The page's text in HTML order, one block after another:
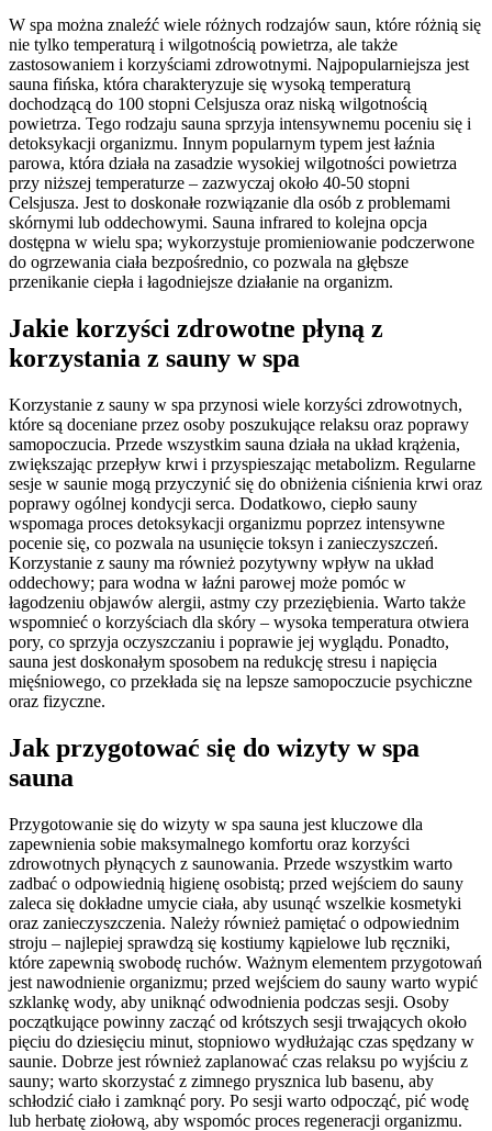
W spa można znaleźć wiele różnych rodzajów saun, które różnią się
nie tylko temperaturą i wilgotnością powietrza, ale także
zastosowaniem i korzyściami zdrowotnymi. Najpopularniejsza jest
sauna fińska, która charakteryzuje się wysoką temperaturą
dochodzącą do 100 stopni Celsjusza oraz niską wilgotnością
powietrza. Tego rodzaju sauna sprzyja intensywnemu poceniu się i
detoksykacji organizmu. Innym popularnym typem jest łaźnia
parowa, która działa na zasadzie wysokiej wilgotności powietrza
przy niższej temperaturze – zazwyczaj około 40-50 stopni
Celsjusza. Jest to doskonałe rozwiązanie dla osób z problemami
skórnymi lub oddechowymi. Sauna infrared to kolejna opcja
dostępna w wielu spa; wykorzystuje promieniowanie podczerwone
do ogrzewania ciała bezpośrednio, co pozwala na głębsze
przenikanie ciepła i łagodniejsze działanie na organizm.
Jakie korzyści zdrowotne płyną z
korzystania z sauny w spa
Korzystanie z sauny w spa przynosi wiele korzyści zdrowotnych,
które są doceniane przez osoby poszukujące relaksu oraz poprawy
samopoczucia. Przede wszystkim sauna działa na układ krążenia,
zwiększając przepływ krwi i przyspieszając metabolizm. Regularne
sesje w saunie mogą przyczynić się do obniżenia ciśnienia krwi oraz
poprawy ogólnej kondycji serca. Dodatkowo, ciepło sauny
wspomaga proces detoksykacji organizmu poprzez intensywne
pocenie się, co pozwala na usunięcie toksyn i zanieczyszczeń.
Korzystanie z sauny ma również pozytywny wpływ na układ
oddechowy; para wodna w łaźni parowej może pomóc w
łagodzeniu objawów alergii, astmy czy przeziębienia. Warto także
wspomnieć o korzyściach dla skóry – wysoka temperatura otwiera
pory, co sprzyja oczyszczaniu i poprawie jej wyglądu. Ponadto,
sauna jest doskonałym sposobem na redukcję stresu i napięcia
mięśniowego, co przekłada się na lepsze samopoczucie psychiczne
oraz fizyczne.
Jak przygotować się do wizyty w spa
sauna
Przygotowanie się do wizyty w spa sauna jest kluczowe dla
zapewnienia sobie maksymalnego komfortu oraz korzyści
zdrowotnych płynących z saunowania. Przede wszystkim warto
zadbać o odpowiednią higienę osobistą; przed wejściem do sauny
zaleca się dokładne umycie ciała, aby usunąć wszelkie kosmetyki
oraz zanieczyszczenia. Należy również pamiętać o odpowiednim
stroju – najlepiej sprawdzą się kostiumy kąpielowe lub ręczniki,
które zapewnią swobodę ruchów. Ważnym elementem przygotowań
jest nawodnienie organizmu; przed wejściem do sauny warto wypić
szklankę wody, aby uniknąć odwodnienia podczas sesji. Osoby
początkujące powinny zacząć od krótszych sesji trwających około
pięciu do dziesięciu minut, stopniowo wydłużając czas spędzany w
saunie. Dobrze jest również zaplanować czas relaksu po wyjściu z
sauny; warto skorzystać z zimnego prysznica lub basenu, aby
schłodzić ciało i zamknąć pory. Po sesji warto odpocząć, pić wodę
lub herbatę ziołową, aby wspomóc proces regeneracji organizmu.